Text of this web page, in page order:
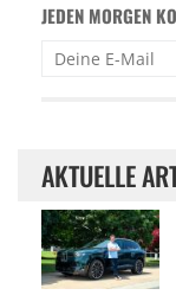
JEDEN MORGEN
AKTUELLE